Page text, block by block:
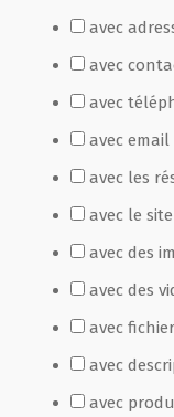
avec
avec
avec
avec email
avec les
avec le
avec des
avec des
avec
avec
avec
Fête Marché Paysan
Partenaires